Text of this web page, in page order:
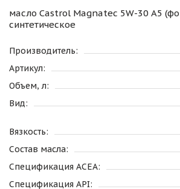
масло Castrol Magnatec 5W-30 A5
синтетическое
Производитель:
Артикул:
Объем, л:
Вид:
Вязкость:
Состав масла:
Спецификация ACEA:
Спецификация API: